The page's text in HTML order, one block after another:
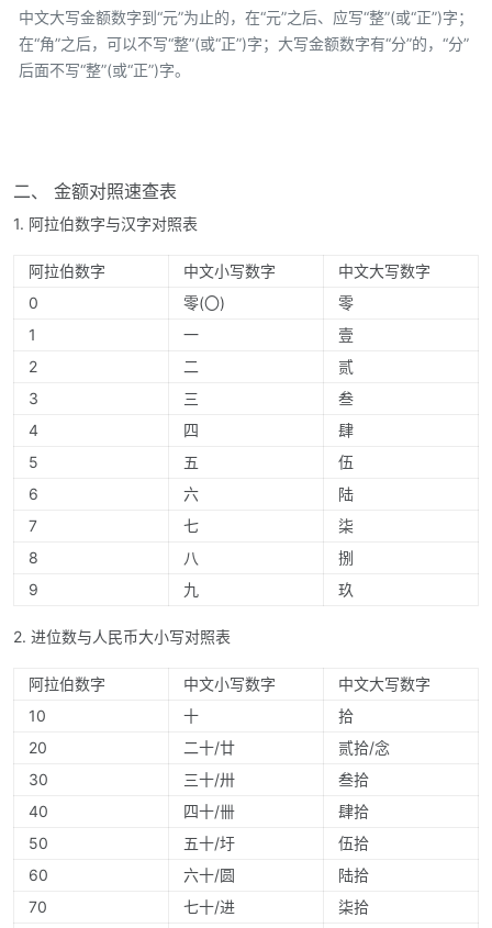
中文大写金额数字到“元”为止的，在“元”之后、应写“整”(或“正”)字；
在“角”之后，可以不写“整”(或“正”)字；大写金额数字有“分”的，“分”
后面不写“整”(或“正”)字。
二、 金额对照速查表
1. 阿拉伯数字与汉字对照表
阿拉伯数字 中文小写数字
中文大写数字
0
零(〇)
零
1
一
壹
2
二
贰
3
三
叁
4
四
肆
5
五
伍
6
六
陆
7
七
柒
8
八
捌
9
九 玖
2. 进位数与人民币大小写对照表
阿拉伯数字 中文小写数字
中文大写数字
10
十
拾
20
二十/廿
贰拾/念
30
三十/卅
叁拾
40
四十/卌
肆拾
50
五十/圩
伍拾
60
六十/圆
陆拾
70
七十/进
柒拾